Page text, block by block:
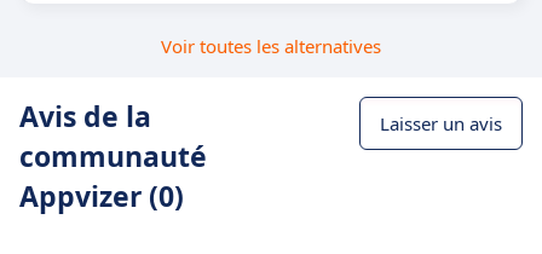
Voir toutes les alternatives
Avis de la
communauté
Appvizer (0)
Laisser un avis